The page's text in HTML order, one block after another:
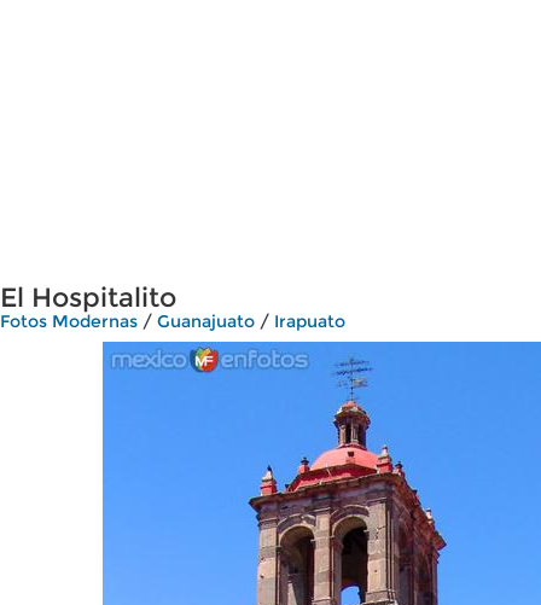
El Hospitalito
Fotos Modernas / Guanajuato / Irapuato